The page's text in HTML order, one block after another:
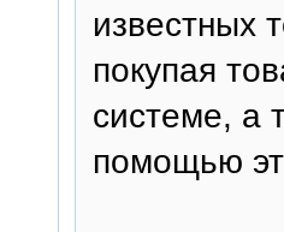
известных
покупая
системе, а
помощью